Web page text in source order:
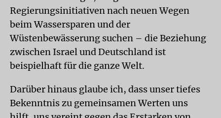
Regierungsinitiativen nach neuen Wegen
beim Wassersparen und der
Wüstenbewässerung suchen – die Beziehung
zwischen Israel und Deutschland ist
beispielhaft für die ganze Welt.
Darüber hinaus glaube ich, dass unser tiefes
Bekenntnis zu gemeinsamen Werten uns